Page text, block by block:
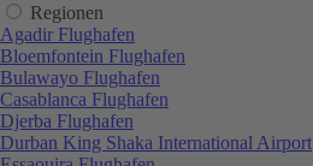
Regionen
Agadir Flughafen
Bloemfontein Flughafen
Bulawayo Flughafen
Casablanca Flughafen
Djerba Flughafen
Durban King Shaka International Airport